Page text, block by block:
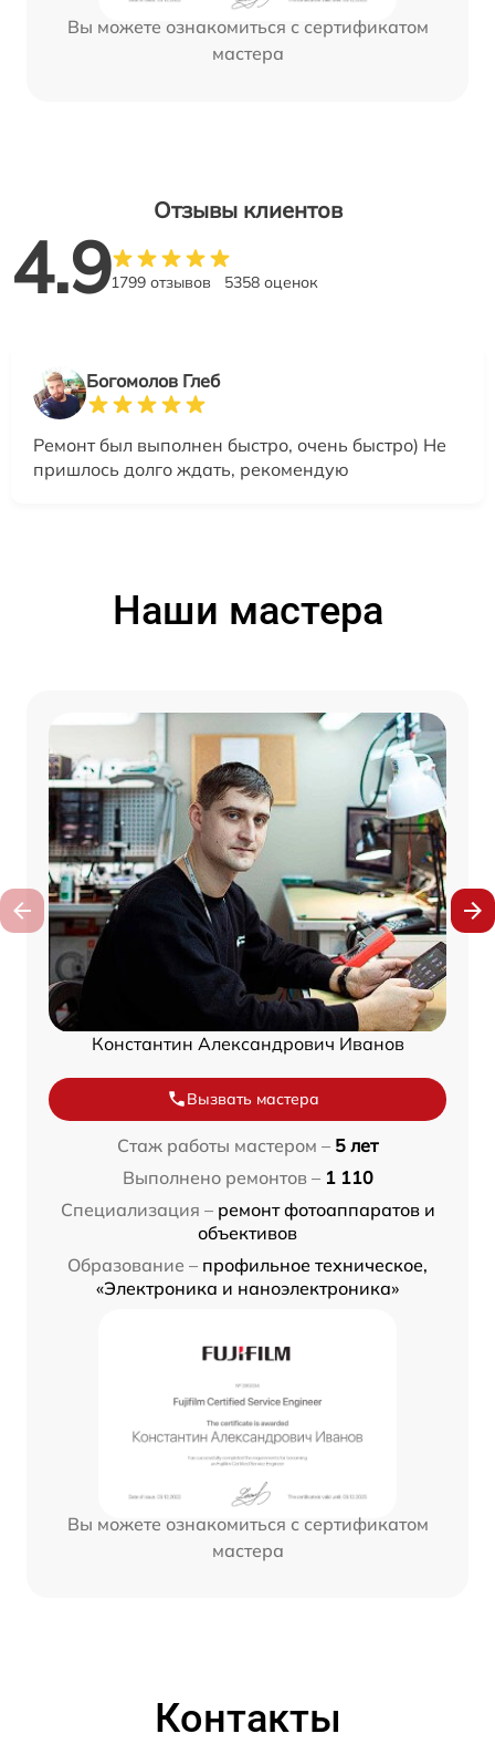
Вы можете ознакомиться с сертификатом
мастера
Отзывы клиентов
4.91799 отзывов 5358 оценок
Богомолов Глеб
Ремонт был выполнен быстро, очень быстро) Не
пришлось долго ждать, рекомендую
Наши мастера
Константин Александрович Иванов
Вызвать мастера
Стаж работы мастером – 5 лет
Выполнено ремонтов – 1 110
Специализация – ремонт фотоаппаратов и
объективов
Образование – профильное техническое,
«Электроника и наноэлектроника»
Вы можете ознакомиться с сертификатом
мастера
Контакты